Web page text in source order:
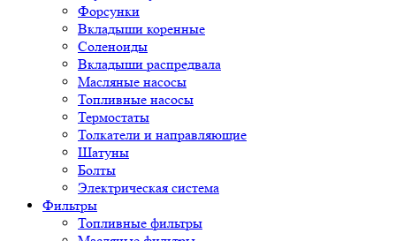
Форсунки
Вкладыши коренные
Соленоиды
Вкладыши распредвала
Масляные насосы
Топливные насосы
Термостаты
Толкатели и направляющие
Шатуны
Болты
Электрическая система
Фильтры
Топливные фильтры